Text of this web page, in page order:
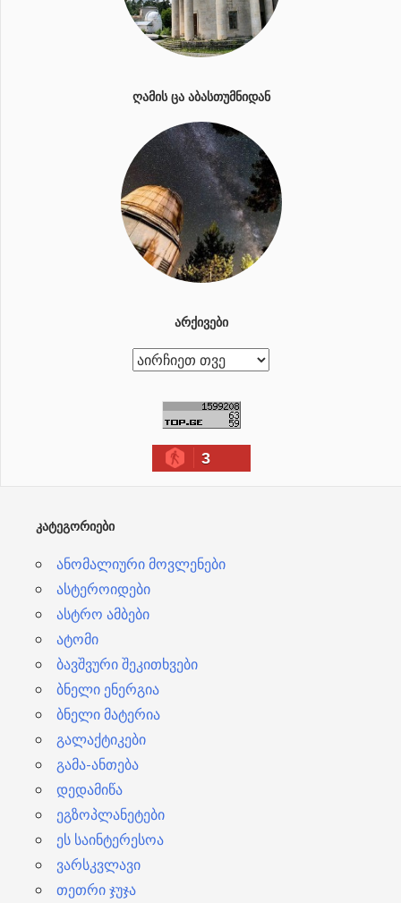
ᲦᲐᲛᲘᲡ ᲪᲐ ᲐᲑᲐᲡᲗᲣᲛᲜᲘᲓᲐᲜ
ᲐᲠᲥᲘᲕᲔᲑᲘ
ა
3
ᲙᲐᲢᲔᲒᲝᲠᲘᲔᲑᲘ
ანომალიური მოვლენები
ასტეროიდები
ასტრო ამბები
ატომი
ბავშვური შეკითხვები
ბნელი ენერგია
ბნელი მატერია
გალაქტიკები
გამა-ანთება
დედამიწა
ეგზოპლანეტები
ეს საინტერესოა
ვარსკვლავი
თეთრი ჯუჯა